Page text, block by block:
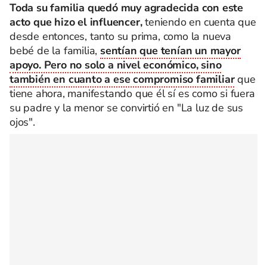
Toda su familia quedó muy agradecida con este
acto que hizo el influencer,teniendo en cuenta que
desde entonces, tanto su prima, como la nueva
bebé de la familia, sentían que tenían un mayor
apoyo. Pero no solo a nivel económico, sino
también en cuanto a ese compromiso familiarque
tiene ahora, manifestando que él sí es como si fuera
su padre y la menor se convirtió en "La luz de sus
ojos".